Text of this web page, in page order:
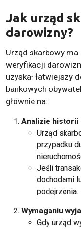
Jak urząd
darowizny?
Urząd skarbowy
weryfikacji
uzyskał łatwiejszy
bankowych
głównie na:
Analizie historii
Urząd
przypadku
Jeśli
dochodami
podejrzenia.
Wymaganiu
Gdy urząd